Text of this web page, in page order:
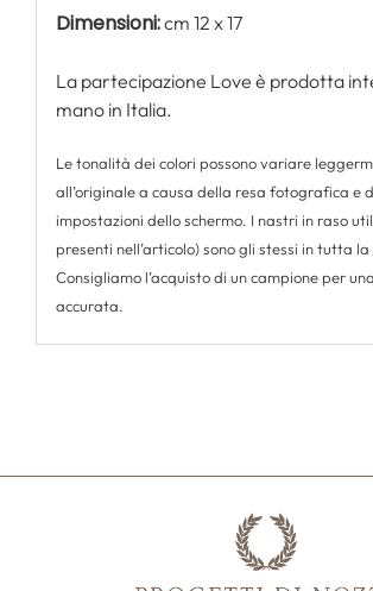
Dimensioni:cm 12 x 17
La partecipazione Love è prodotta
mano in Italia.
Le tonalità dei colori possono variare
all’originale a causa della resa fotografica e
impostazioni dello schermo. I nastri in raso
presenti nell’articolo) sono gli stessi in tutta la
Consigliamo l’acquisto di un campione per
accurata.